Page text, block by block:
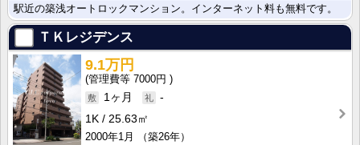
駅近の築浅オートロックマンション。インターネット料も無料です。
ＴＫレジデンス
9.1万円
7000円
1ヶ月
-
1K
25.63㎡
2000年1月
（築26年）